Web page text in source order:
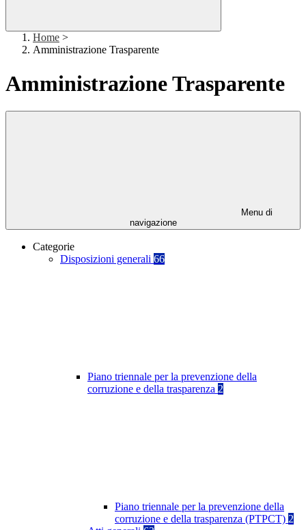
Home >
Amministrazione Trasparente
Amministrazione Trasparente
Menu di
navigazione
Categorie
Disposizioni generali 66
Piano triennale per la prevenzione della
corruzione e della trasparenza 2
Piano triennale per la prevenzione della
corruzione e della trasparenza (PTPCT) 2